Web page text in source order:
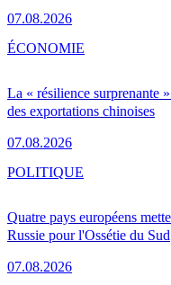
07.08.2026
La « résilience surprenante
des exportations chinoises
07.08.2026
ÉCONOMIE
Quatre pays européens
Russie pour l'Ossétie du Sud
07.08.2026
POLITIQUE